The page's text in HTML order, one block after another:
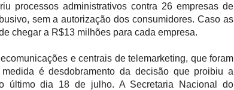
processos administrativos contra 26 empresas de
sem a autorização dos consumidores. Caso as
chegar a R$13 milhões para cada empresa.
e centrais de telemarketing, que foram
é desdobramento da decisão que proibiu a
último dia 18 de julho. A Secretaria Nacional do